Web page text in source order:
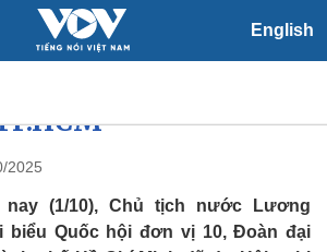
English
Xã hội
Tin 24h
Lương Cường tiếp
2025
nay (1/10), Chủ tịch nước Lương
biểu Quốc hội đơn vị 10, Đoàn đại